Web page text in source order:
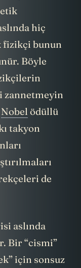
ışıktan
hiç
bunun
Böyle
Nobelödüllü
takyon
de
aslında
Bir “cismi”